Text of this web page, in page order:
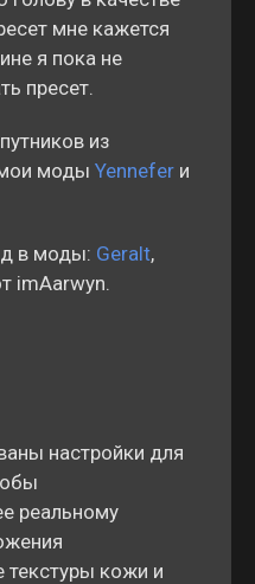
мне кажется
я пока не
пресет.
из
моды Yennefer и
в моды: Geralt,
imAarwyn.
настройки для
реальному
текстуры кожи и